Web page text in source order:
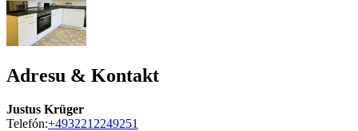
Adresu & Kontakt
Justus Krüger
Telefón:+4932212249251